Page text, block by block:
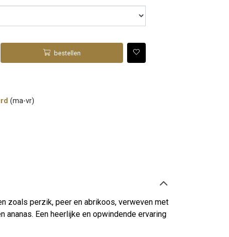
bestellen
(ma-vr)
zoals perzik, peer en abrikoos, verweven met
Een heerlijke en opwindende ervaring